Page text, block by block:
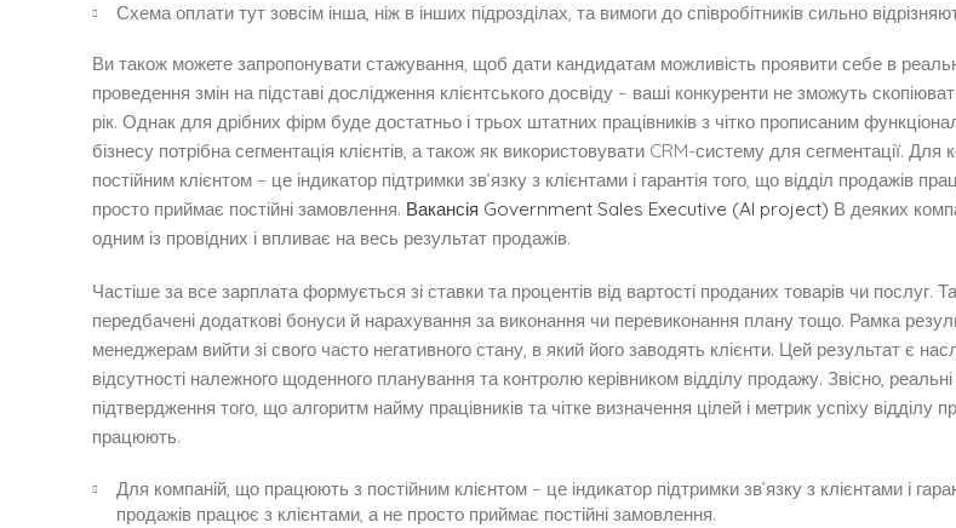
Схема оплати тут зовсім інша, ніж в інших підрозділах, та вимоги до співробітників сильно
Ви також можете запропонувати стажування, щоб дати кандидатам можливість проявити себе в
проведення змін на підставі дослідження клієнтського досвіду – ваші конкуренти не зможуть
рік. Однак для дрібних фірм буде достатньо і трьох штатних працівників з чітко прописаним
бізнесу потрібна сегментація клієнтів, а також як використовувати CRM-систему для сегментації.
постійним клієнтом – це індикатор підтримки зв’язку з клієнтами і гарантія того, що відділ продажів
просто приймає постійні замовлення. Вакансія Government Sales Executive (AI project) В деяких
одним із провідних і впливає на весь результат продажів.
Частіше за все зарплата формується зі ставки та процентів від вартості проданих товарів чи послуг.
передбачені додаткові бонуси й нарахування за виконання чи перевиконання плану тощо. Рамка
менеджерам вийти зі свого часто негативного стану, в який його заводять клієнти. Цей результат є
відсутності належного щоденного планування та контролю керівником відділу продажу. Звісно,
підтвердження того, що алгоритм найму працівників та чітке визначення цілей і метрик успіху відділу
працюють.
Для компаній, що працюють з постійним клієнтом – це індикатор підтримки зв’язку з клієнтами і
продажів працює з клієнтами, а не просто приймає постійні замовлення.